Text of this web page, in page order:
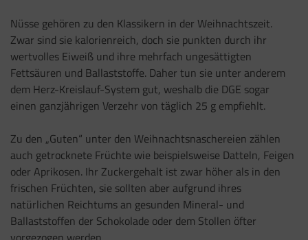
Nüsse gehören zu den Klassikern in der Weihnachtszeit.
Zwar sind sie kalorienreich, doch sie punkten durch ihr
wertvolles Eiweiß und ihre mehrfach ungesättigten
Fettsäuren und Ballaststoffe. Daher tun sie unter anderem
dem Herz-Kreislauf-System gut, weshalb die DGE sogar
einen ganzjährigen Verzehr von täglich 25 g empfiehlt.
Zu den „Guten“ unter den Weihnachtsnaschereien zählen
auch getrocknete Früchte wie beispielsweise Datteln, Feigen
oder Aprikosen. Ihr Zuckergehalt ist zwar höher als in den
frischen Früchten, sie sollten aber aufgrund ihres
natürlichen Reichtums an gesunden Mineral- und
Ballaststoffen der Schokolade oder dem Stollen öfter